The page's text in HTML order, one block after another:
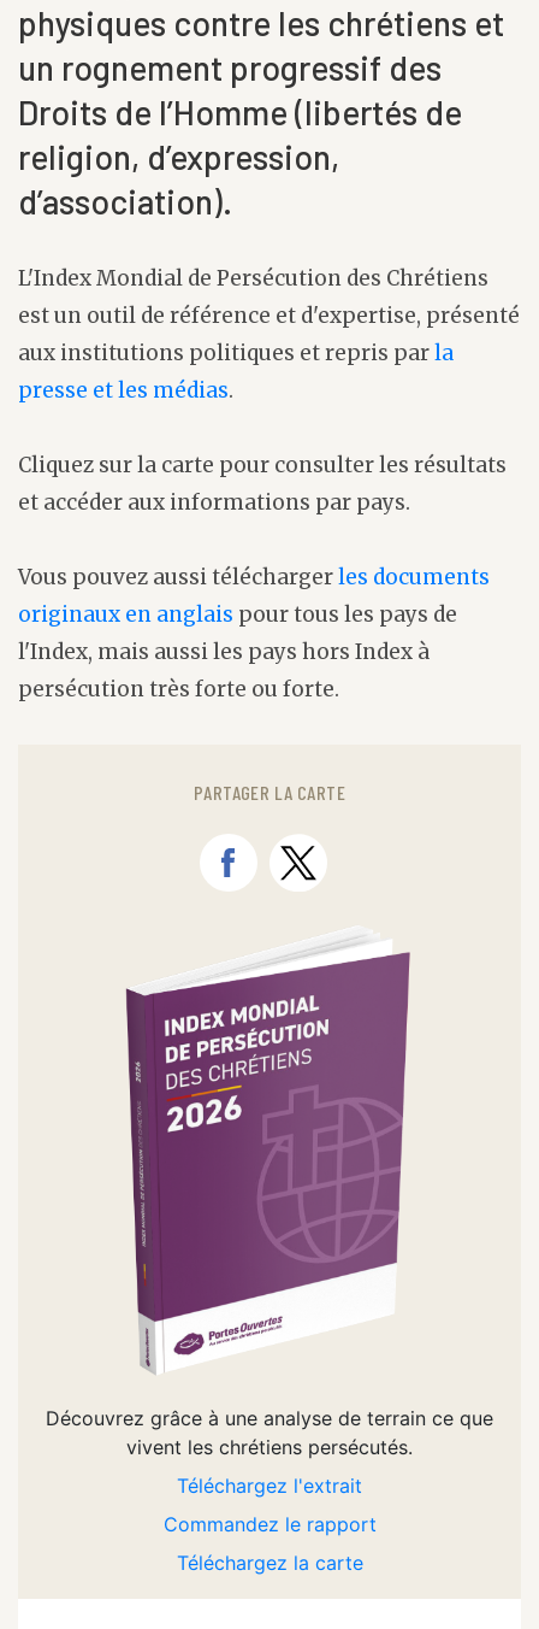
physiques contre les chrétiens et
un rognement progressif des
Droits de l’Homme (libertés de
religion, d’expression,
d’association).
L'Index Mondial de Persécution des Chrétiens
est un outil de référence et d'expertise, présenté
aux institutions politiques et repris parla
presse et les médias.
Cliquez sur la carte pour consulter les résultats
et accéder aux informations par pays.
Vous pouvez aussi téléchargerles documents
originaux en anglais pour tous les pays de
l'Index, mais aussi les pays hors Index à
persécution très forte ou forte.
PARTAGER LA CARTE
Découvrez grâce à une analyse de terrain ce que
vivent les chrétiens persécutés.
Téléchargez l'extrait
Commandez le rapport
Téléchargez la carte